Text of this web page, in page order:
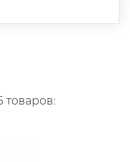
товаров: